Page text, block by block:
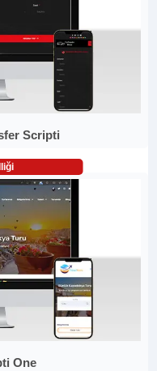
Scripti
One